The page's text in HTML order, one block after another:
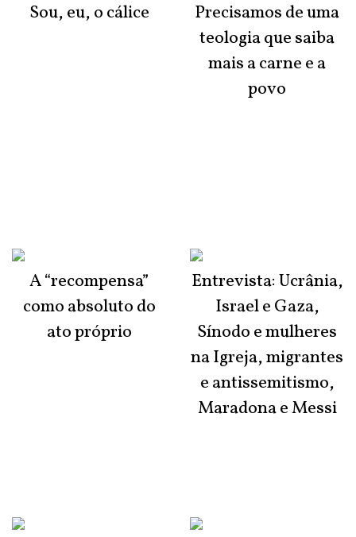
Sou, eu, o cálice
A “recompensa”
como absoluto do
ato próprio
Precisamos de uma
teologia que saiba
mais a carne e a
povo
Entrevista: Ucrânia,
Israel e Gaza,
Sínodo e mulheres
na Igreja, migrantes
e antissemitismo,
Maradona e Messi